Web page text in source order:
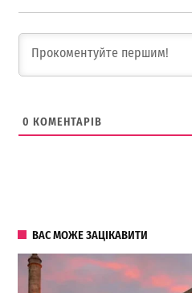
0 КОМЕНТАРІВ
ВАС МОЖЕ ЗАЦІКАВИТИ